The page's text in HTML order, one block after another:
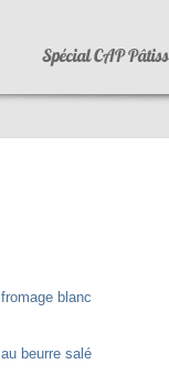
Spécial CAP
blanc
beurre salé